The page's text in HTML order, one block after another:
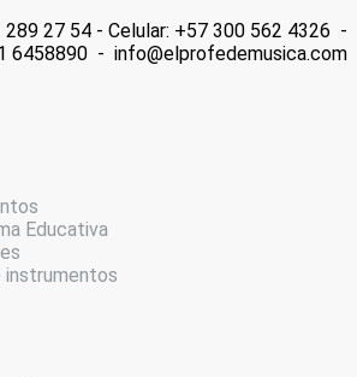
289 27 54 - Celular: +57 300 562 4326 -
6458890 - info@elprofedemusica.com
Educativa
instrumentos